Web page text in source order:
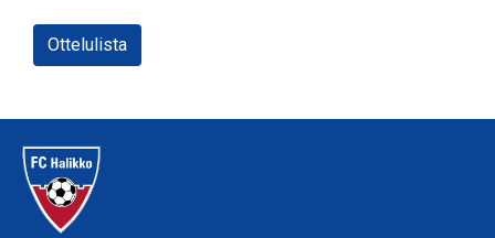
Ottelulista